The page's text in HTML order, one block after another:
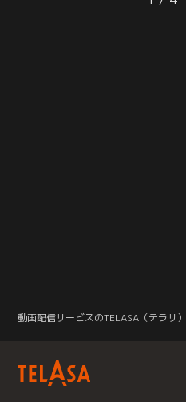
表された最終試験は、ドギョンに最
動画配信サービスのTELASA（テラサ）